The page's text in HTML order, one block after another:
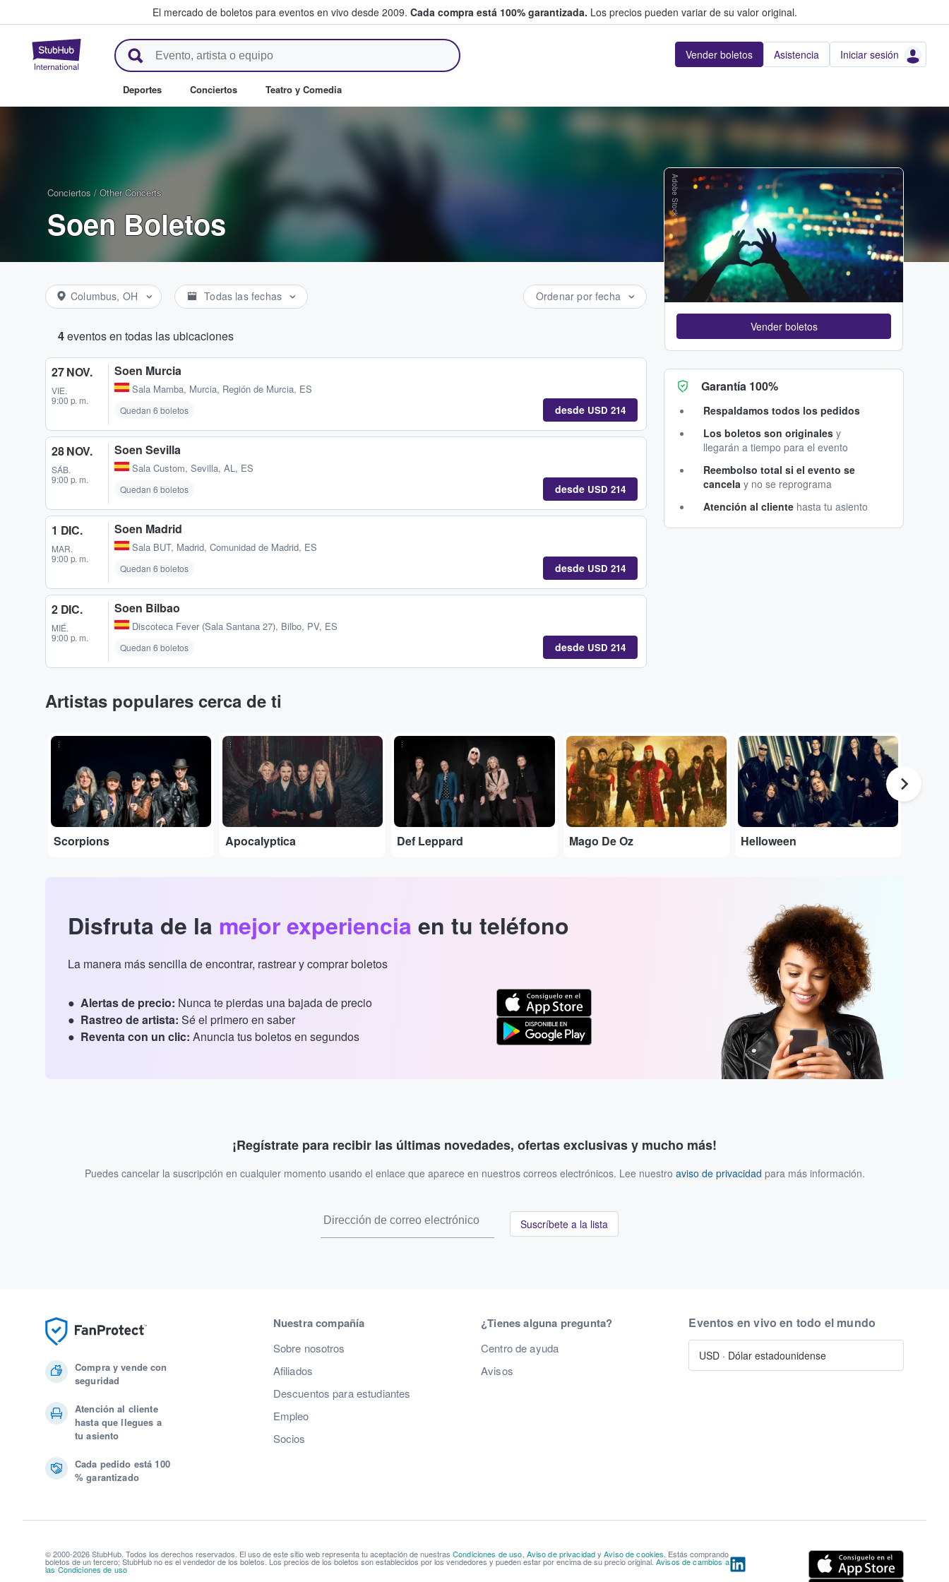
El mercado de boletos para eventos en vivo desde 2009. Cada compra está 100% garantizada. Los precios pueden variar de su valor original.
StubHub: donde los fans compran y venden boletos Vender boletos Asistencia Iniciar sesión
Deportes Conciertos Teatro y Comedia
Conciertos / Other Concerts
Soen Boletos
Columbus, OH Todas las fechas Ordenar por fecha
4eventos en todas las ubicaciones
27 NOV.
VIE.
9:00 p. m.
Soen Murcia
Sala Mamba, Murcia, Región de Murcia, ES
Quedan 6 boletos desde USD 214
28 NOV.
SÁB.
9:00 p. m.
Soen Sevilla
Sala Custom, Sevilla, AL, ES
Quedan 6 boletos desde USD 214
1 DIC.
MAR.
9:00 p. m.
Soen Madrid
Sala BUT, Madrid, Comunidad de Madrid, ES
Quedan 6 boletos desde USD 214
2 DIC.
MIÉ.
9:00 p. m.
Soen Bilbao
Discoteca Fever (Sala Santana 27), Bilbo, PV, ES
Quedan 6 boletos desde USD 214
Adobe Stock
Vender boletos
Garantía 100%
Respaldamos todos los pedidos
Los boletos son originales y
llegarán a tiempo para el evento
Reembolso total si el evento se
cancela y no se reprograma
Atención al cliente hasta tu asiento
Artistas populares cerca de ti
...
Scorpions
...
Apocalyptica
...
Def Leppard
...
Mago De Oz
...
Helloween
Disfruta de la mejor experiencia en tu teléfono
La manera más sencilla de encontrar, rastrear y comprar boletos
Alertas de precio: Nunca te pierdas una bajada de precio
Rastreo de artista: Sé el primero en saber
Reventa con un clic: Anuncia tus boletos en segundos
¡Regístrate para recibir las últimas novedades, ofertas exclusivas y mucho más!
Puedes cancelar la suscripción en cualquier momento usando el enlace que aparece en nuestros correos electrónicos. Lee nuestro aviso de privacidad para más información.
Suscríbete a la lista
Compra y vende con
seguridad
Atención al cliente
hasta que llegues a
tu asiento
Cada pedido está 100
% garantizado
Nuestra compañía
Sobre nosotros
Afiliados
Descuentos para estudiantes
Empleo
Socios
¿Tienes alguna pregunta?
Centro de ayuda
Avisos
Eventos en vivo en todo el mundo
USD · Dólar estadounidense
© 2000-2026 StubHub. Todos los derechos reservados. El uso de este sitio web representa tu aceptación de nuestras Condiciones de uso Aviso de privacidadyAviso de cookies . Estás comprando
boletos de un tercero; StubHub no es el vendedor de los boletos. Los precios de los boletos son establecidos por los vendedores y pueden estar por encima de su precio original. Avisos de cambios a
las Condiciones de uso